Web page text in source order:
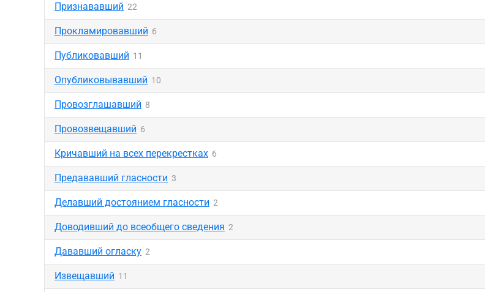
Признававший 22
Прокламировавший 6
Публиковавший 11
Опубликовывавший 10
Провозглашавший 8
Провозвещавший 6
Кричавший на всех перекрестках 6
Предававший гласности 3
Делавший достоянием гласности 2
Доводивший до всеобщего сведения 2
Дававший огласку 2
Извещавший 11